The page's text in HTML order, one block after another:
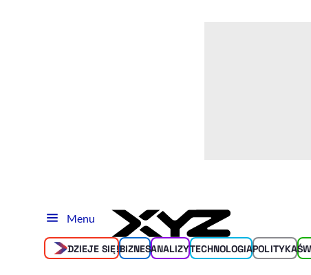
Menu
DZIEJE SIĘ!BIZNESANALIZYTECHNOLOGIAPOLITYKA